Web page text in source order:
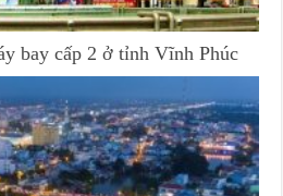
bay cấp 2 ở tỉnh Vĩnh Phúc